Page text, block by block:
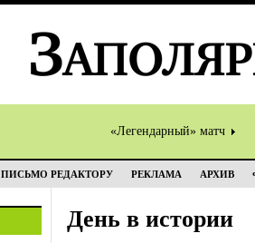
«Легендарный» матч
ПИСЬМО РЕДАКТОРУ РЕКЛАМА АРХИВ
День в истории